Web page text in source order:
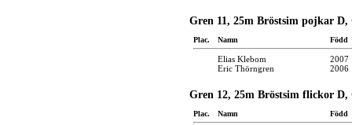
Gren 11, 25m Bröstsim pojkar D,
Plac. Namn Född
Elias Klebom
2007
Eric Thörngren
2006
Gren 12, 25m Bröstsim flickor D,
Plac. Namn Född